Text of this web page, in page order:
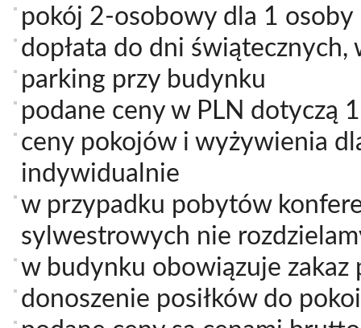
pokój 2-osobowy dla 1
dopłata do dni
parking przy budynku
podane ceny w PLN dotyczą
ceny pokojów i wyżywienia
indywidualnie
w przypadku pobytów
sylwestrowych nie
w budynku obowiązuje zakaz
donoszenie posiłków do